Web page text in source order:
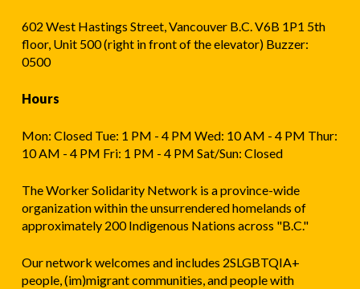
602 West Hastings Street, Vancouver B.C. V6B 1P1 5th
floor, Unit 500 (right in front of the elevator) Buzzer:
0500
Hours
Mon: Closed Tue: 1 PM - 4 PM Wed: 10 AM - 4 PM Thur:
10 AM - 4 PM Fri: 1 PM - 4 PM Sat/Sun: Closed
The Worker Solidarity Network is a province-wide
organization within the unsurrendered homelands of
approximately 200 Indigenous Nations across "B.C."
Our network welcomes and includes 2SLGBTQIA+
people, (im)migrant communities, and people with